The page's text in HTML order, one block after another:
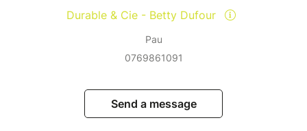
Durable & Cie - Betty Dufour
Pau
0769861091
Send a message